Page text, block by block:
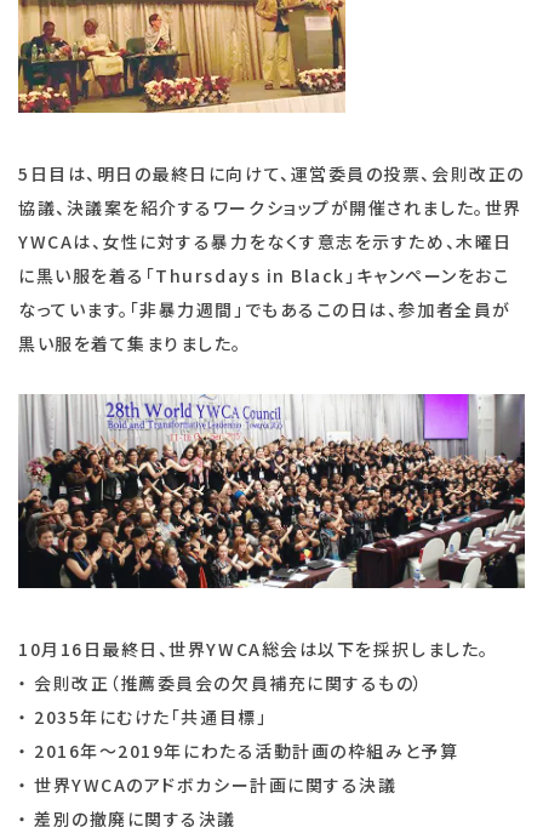
5日目は、明日の最終日に向けて、運営委員の投票、会則改正の
協議、決議案を紹介するワークショップが開催されました。世界
YWCAは、女性に対する暴力をなくす意志を示すため、木曜日
に黒い服を着る「Thursdays in Black」キャンペーンをおこ
なっています。「非暴力週間」でもあるこの日は、参加者全員が
黒い服を着て集まりました。
10月16日最終日、世界YWCA総会は以下を採択しました。
・ 会則改正（推薦委員会の欠員補充に関するもの）
・ 2035年にむけた「共通目標」
・ 2016年～2019年にわたる活動計画の枠組みと予算
・ 世界YWCAのアドボカシー計画に関する決議
・ 差別の撤廃に関する決議